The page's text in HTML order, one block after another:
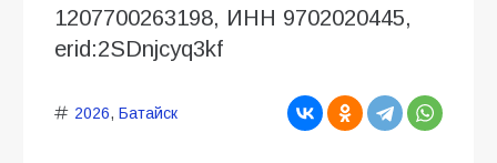
1207700263198, ИНН 9702020445,
erid:2SDnjcyq3kf
2026, Батайск